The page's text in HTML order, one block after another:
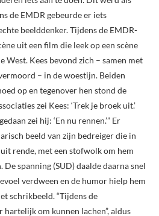
de EMDR gebeurde er iets
beelddenker. Tijdens de EMDR-
uit een film die leek op een scène
West. Kees bevond zich – samen met
– in de woestijn. Beiden
op en tegenover hen stond de
zei Kees: ‘Trek je broek uit.’
zei hij: ‘En nu rennen.’” Er
beeld van zijn bedreiger die in
rende, met een stofwolk om hem
De spanning (SUD) daalde daarna snel
verdween en de humor hielp hem
schrikbeeld. “Tijdens de
hartelijk om kunnen lachen”, aldus